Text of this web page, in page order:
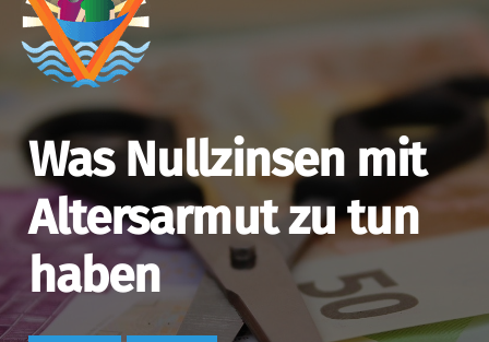
Was Nullzinsen mit
Altersarmut zu tun
haben